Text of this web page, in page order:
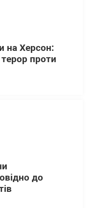
на Херсон:
проти
до